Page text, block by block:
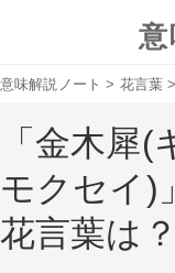
意味解説ノート > 花言葉 >
「金木犀(
モクセイ)
花言葉は？